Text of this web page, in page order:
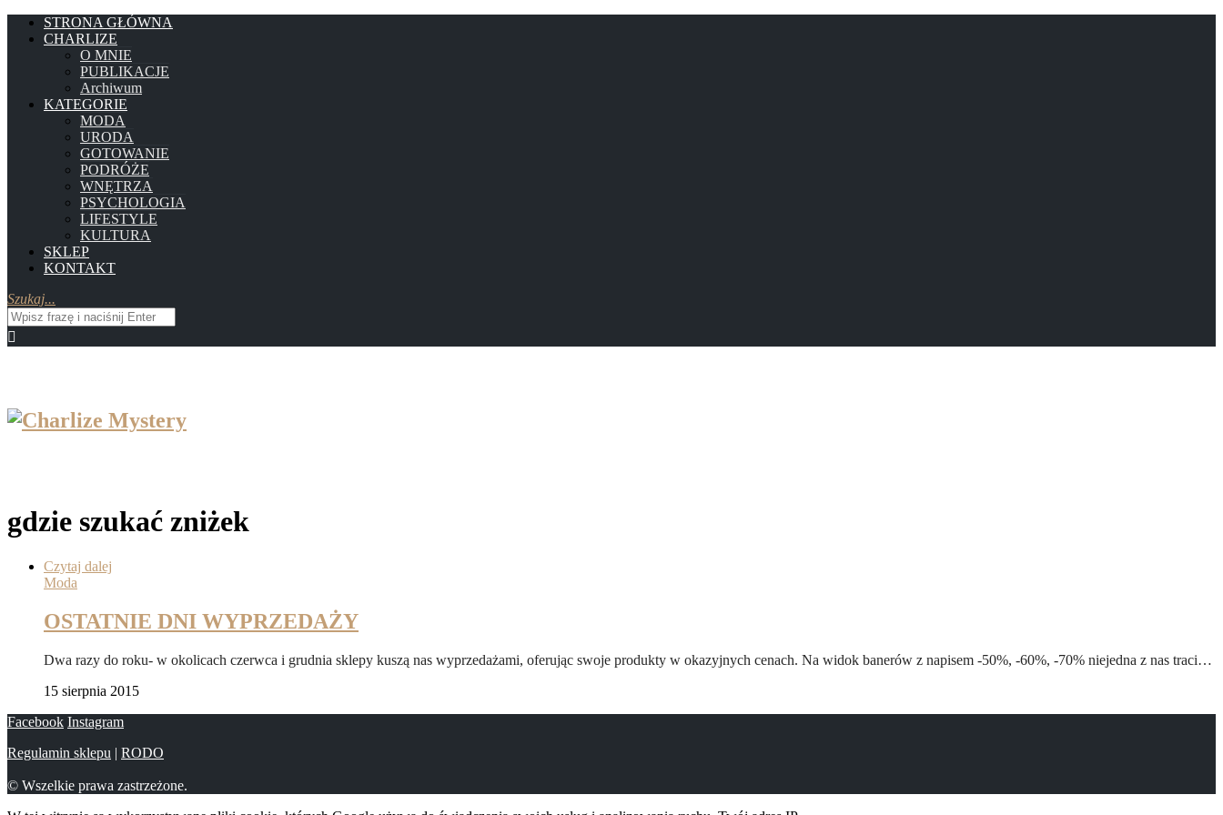
STRONA GŁÓWNA
CHARLIZE
O MNIE
PUBLIKACJE
Archiwum
KATEGORIE
MODA
URODA
GOTOWANIE
PODRÓŻE
WNĘTRZA
PSYCHOLOGIA
LIFESTYLE
KULTURA
SKLEP
KONTAKT
Szukaj...
gdzie szukać zniżek
Czytaj dalej
Moda
OSTATNIE DNI WYPRZEDAŻY
Dwa razy do roku- w okolicach czerwca i grudnia sklepy kuszą nas wyprzedażami, oferując swoje produkty w okazyjnych cenach. Na widok banerów z napisem -50%, -60%, -70% niejedna z nas traci…
15 sierpnia 2015
Facebook Instagram
Regulamin sklepu | RODO
© Wszelkie prawa zastrzeżone.